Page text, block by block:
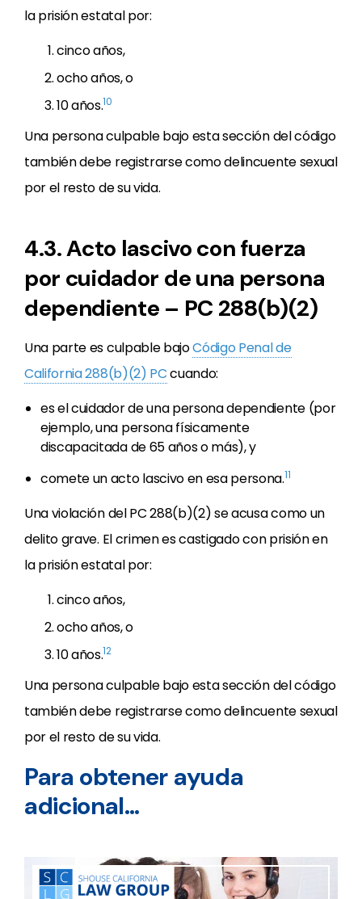
la prisión estatal por:
cinco años,
ocho años, o
10 años.10
Una persona culpable bajo esta sección del código
también debe registrarse como delincuente sexual
por el resto de su vida.
4.3. Acto lascivo con fuerza
por cuidador de una persona
dependiente – PC 288(b)(2)
Una parte es culpable bajoCódigo Penal de
California 288(b)(2) PCcuando:
es el cuidador de una persona dependiente (por
ejemplo, una persona físicamente
discapacitada de 65 años o más), y
comete un acto lascivo en esa persona.11
Una violación del PC 288(b)(2) se acusa como un
delito grave. El crimen es castigado con prisión en
la prisión estatal por:
cinco años,
ocho años, o
10 años.12
Una persona culpable bajo esta sección del código
también debe registrarse como delincuente sexual
por el resto de su vida.
Para obtener ayuda
adicional…